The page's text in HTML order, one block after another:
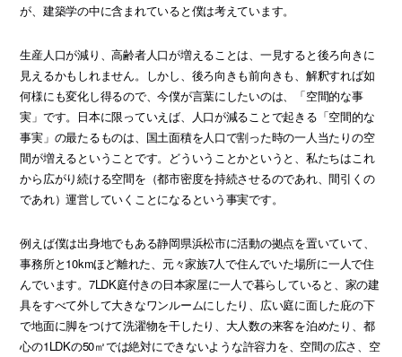
が、建築学の中に含まれていると僕は考えています。
生産人口が減り、高齢者人口が増えることは、一見すると後ろ向きに
見えるかもしれません。しかし、後ろ向きも前向きも、解釈すれば如
何様にも変化し得るので、今僕が言葉にしたいのは、「空間的な事
実」です。日本に限っていえば、人口が減ることで起きる「空間的な
事実」の最たるものは、国土面積を人口で割った時の一人当たりの空
間が増えるということです。どういうことかというと、私たちはこれ
から広がり続ける空間を（都市密度を持続させるのであれ、間引くの
であれ）運営していくことになるという事実です。
例えば僕は出身地でもある静岡県浜松市に活動の拠点を置いていて、
事務所と10kmほど離れた、元々家族7人で住んでいた場所に一人で住
んでいます。7LDK庭付きの日本家屋に一人で暮らしていると、家の建
具をすべて外して大きなワンルームにしたり、広い庭に面した庇の下
で地面に脚をつけて洗濯物を干したり、大人数の来客を泊めたり、都
心の1LDKの50㎡では絶対にできないような許容力を、空間の広さ、空